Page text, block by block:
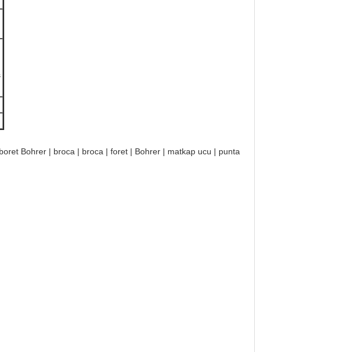
Bohrer | broca | broca | foret | Bohrer | matkap ucu | punta